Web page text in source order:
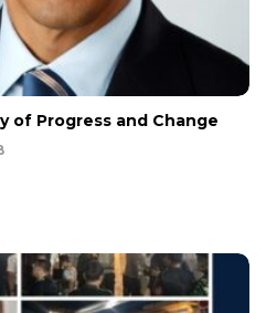
of Progress and Change